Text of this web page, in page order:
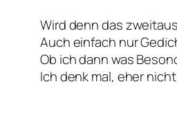
Wird denn das
Auch einfach nur
Ob ich dann was
Ich denk mal, eher